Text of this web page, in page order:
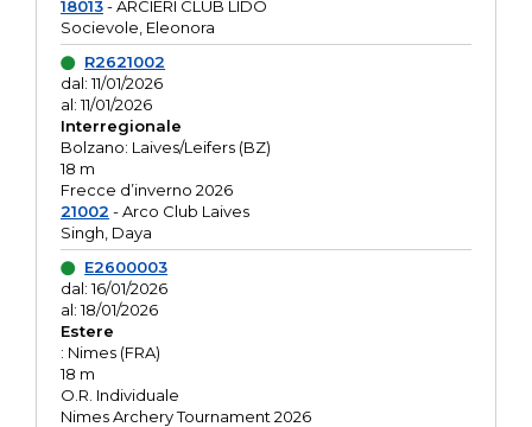
18013- ARCIERI CLUB LIDO
Socievole, Eleonora
R2621002
dal: 11/01/2026
al: 11/01/2026
Interregionale
Bolzano: Laives/Leifers (BZ)
18 m
Frecce d’inverno 2026
21002 - Arco Club Laives
Singh, Daya
E2600003
dal: 16/01/2026
al: 18/01/2026
Estere
: Nimes (FRA)
18 m
O.R. Individuale
Nimes Archery Tournament 2026